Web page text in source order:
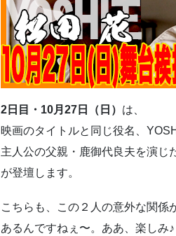
2日目・10月27日（日） は、
映画のタイトルと同じ役名、
主人公の父親・鹿御代良夫を演じ
が登壇します。
こちらも、この２人の意外な関係
あるんですねぇ〜。ああ、楽しみ♪